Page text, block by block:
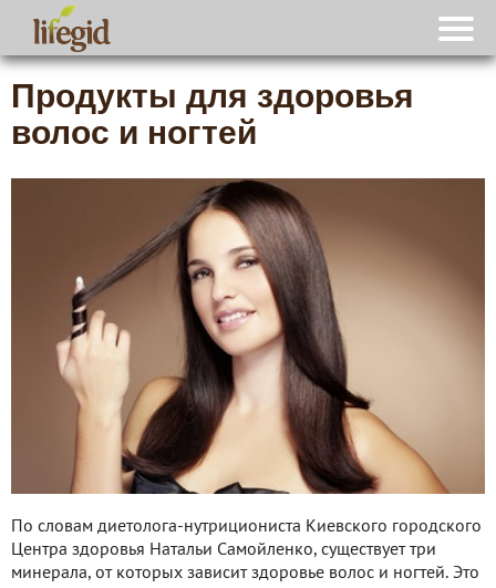
Продукты для здоровья
волос и ногтей
По словам диетолога-нутрициониста Киевского городского
Центра здоровья Натальи Самойленко, существует три
минерала, от которых зависит здоровье волос и ногтей. Это